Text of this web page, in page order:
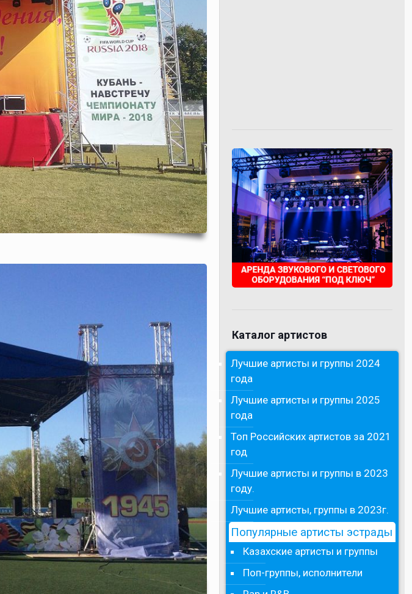
Каталог артистов
Лучшие артисты и группы 2024
года
Лучшие артисты и группы 2025
года
Топ Российских артистов за 2021
год
Лучшие артисты и группы в 2023
году.
Лучшие артисты, группы в 2023г.
Популярные артисты эстрады
Казахские артисты и группы
Поп-группы, исполнители